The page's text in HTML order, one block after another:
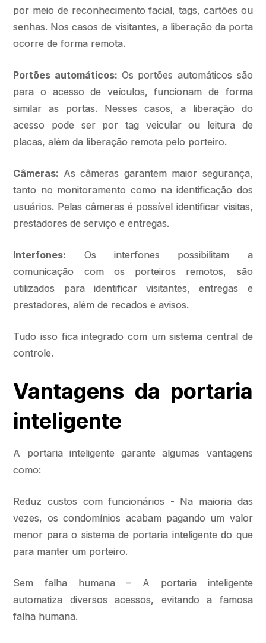
por meio de reconhecimento facial, tags, cartões ou
senhas. Nos casos de visitantes, a liberação da porta
ocorre de forma remota.
Portões automáticos: Os portões automáticos são
para o acesso de veículos, funcionam de forma
similar as portas. Nesses casos, a liberação do
acesso pode ser por tag veicular ou leitura de
placas, além da liberação remota pelo porteiro.
Câmeras: As câmeras garantem maior segurança,
tanto no monitoramento como na identificação dos
usuários. Pelas câmeras é possível identificar visitas,
prestadores de serviço e entregas.
Interfones: Os interfones possibilitam a
comunicação com os porteiros remotos, são
utilizados para identificar visitantes, entregas e
prestadores, além de recados e avisos.
Tudo isso fica integrado com um sistema central de
controle.
Vantagens da portaria
inteligente
A portaria inteligente garante algumas vantagens
como:
Reduz custos com funcionários - Na maioria das
vezes, os condomínios acabam pagando um valor
menor para o sistema de portaria inteligente do que
para manter um porteiro.
Sem falha humana – A portaria inteligente
automatiza diversos acessos, evitando a famosa
falha humana.